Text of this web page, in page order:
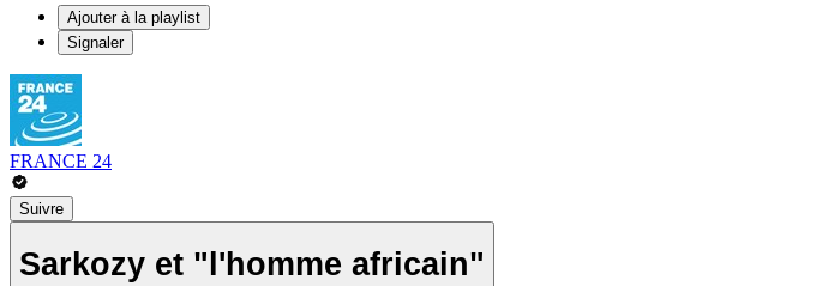
Ajouter à la playlist
Signaler
FRANCE 24
Suivre
Sarkozy et "l'homme africain"